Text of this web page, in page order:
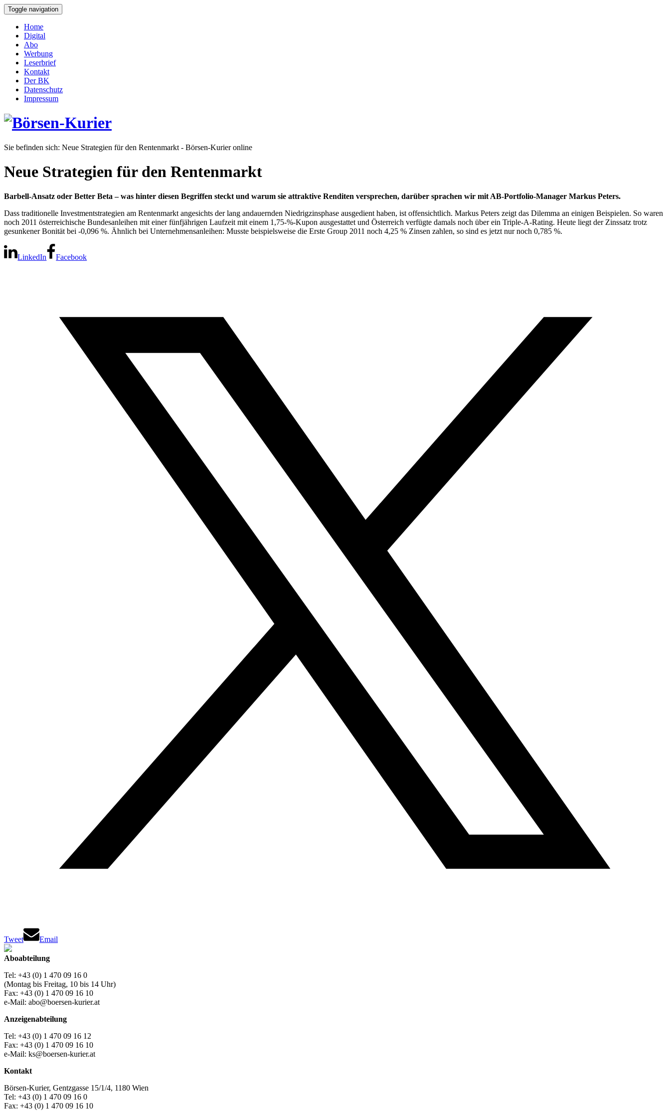
Toggle navigation
Home
Digital
Abo
Werbung
Leserbrief
Kontakt
Der BK
Datenschutz
Impressum
Sie befinden sich: Neue Strategien für den Rentenmarkt - Börsen-Kurier online
Neue Strategien für den Rentenmarkt
Barbell-Ansatz oder Better Beta – was hinter diesen Begriffen steckt und warum sie attraktive Renditen versprechen, darüber sprachen wir mit AB-Portfolio-Manager Markus Peters.
Dass traditionelle Investmentstrategien am Rentenmarkt angesichts der lang andauernden Niedrigzinsphase ausgedient haben, ist offensichtlich. Markus Peters zeigt das Dilemma an einigen Beispielen. So waren
noch 2011 österreichische Bundesanleihen mit einer fünfjährigen Laufzeit mit einem 1,75-%-Kupon ausgestattet und Österreich verfügte damals noch über ein Triple-A-Rating. Heute liegt der Zinssatz trotz
gesunkener Bonität bei -0,096 %. Ähnlich bei Unternehmensanleihen: Musste beispielsweise die Erste Group 2011 noch 4,25 % Zinsen zahlen, so sind es jetzt nur noch 0,785 %.
LinkedIn Facebook
Tweet Email
Aboabteilung
Tel: +43 (0) 1 470 09 16 0
(Montag bis Freitag, 10 bis 14 Uhr)
Fax: +43 (0) 1 470 09 16 10
e-Mail: abo@boersen-kurier.at
Anzeigenabteilung
Tel: +43 (0) 1 470 09 16 12
Fax: +43 (0) 1 470 09 16 10
e-Mail: ks@boersen-kurier.at
Kontakt
Börsen-Kurier, Gentzgasse 15/1/4, 1180 Wien
Tel: +43 (0) 1 470 09 16 0
Fax: +43 (0) 1 470 09 16 10